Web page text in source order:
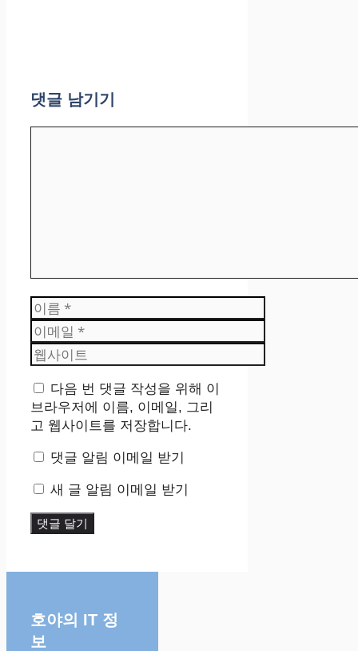
댓글 남기기
이
름
이
메
일
웹
사
이
트
다음 번 댓글 작성을 위해 이
브라우저에 이름, 이메일, 그리
고 웹사이트를 저장합니다.
댓글 알림 이메일 받기
새 글 알림 이메일 받기
호야의 IT 정
보